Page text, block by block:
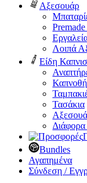
Αξεσουάρ
Λοιπά
Είδη
Τασάκια
Bundles
Αγαπημένα
Σύνδεση /